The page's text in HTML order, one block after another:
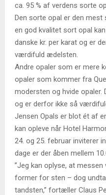
ca. 95 % af verdens sorte
Den sorte opal er den
en god kvalitet sort opal
danske kr. per karat og er
værdifuld ædelsten.
Andre opaler som er mere
opaler som kommer fra
modersten og hvide opaler.
og er derfor ikke så
Jensen Opals er blot ét af
kan opleve når Hotel
24. og 25. februar inviterer
dage er der åben mellem
”Jeg kan oplyse, at
former for sten – dog
tandsten,” fortæller Claus